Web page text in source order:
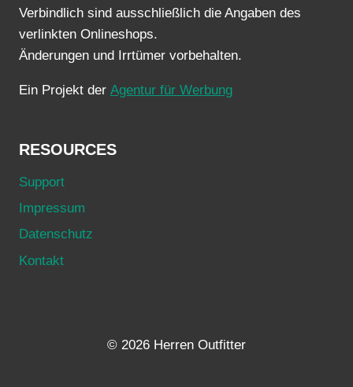
Verbindlich sind ausschließlich die Angaben des
verlinkten Onlineshops.
Änderungen und Irrtümer vorbehalten.
Ein Projekt der Agentur für Werbung
RESOURCES
Support
Impressum
Datenschutz
Kontakt
© 2026 Herren Outfitter